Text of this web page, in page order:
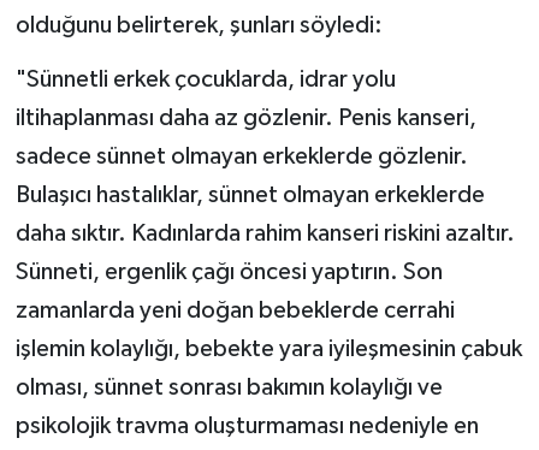
olduğunu belirterek, şunları söyledi:
"Sünnetli erkek çocuklarda, idrar yolu
iltihaplanması daha az gözlenir. Penis kanseri,
sadece sünnet olmayan erkeklerde gözlenir.
Bulaşıcı hastalıklar, sünnet olmayan erkeklerde
daha sıktır. Kadınlarda rahim kanseri riskini azaltır.
Sünneti, ergenlik çağı öncesi yaptırın. Son
zamanlarda yeni doğan bebeklerde cerrahi
işlemin kolaylığı, bebekte yara iyileşmesinin çabuk
olması, sünnet sonrası bakımın kolaylığı ve
psikolojik travma oluşturmaması nedeniyle en